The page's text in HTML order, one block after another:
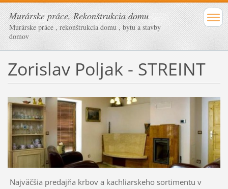
Murárske práce, Rekonštrukcia domu
Murárske práce , rekonštrukcia domu , bytu a stavby
domov
Zorislav Poljak - STREINT
Najväčšia predajňa krbov a kachliarskeho sortimentu v